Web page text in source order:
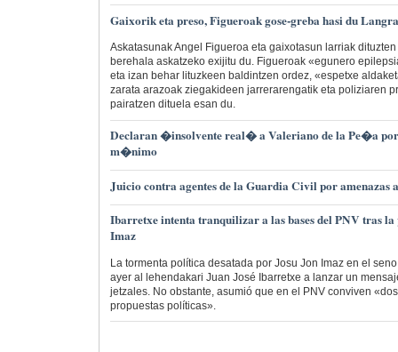
Gaixorik eta preso, Figueroak gose-greba hasi du
Askatasunak Angel Figueroa eta gaixotasun larriak
berehala askatzeko exijitu du. Figueroak «egunero
eta izan behar lituzkeen baldintzen ordez, «espetxe
zarata arazoak ziegakideen jarrerarengatik eta poliziaren
pairatzen dituela esan du.
Declaran �insolvente real� a Valeriano de la Pe�a
m�nimo
Juicio contra agentes de la Guardia Civil por amenazas
Ibarretxe intenta tranquilizar a las bases del PNV tras
Imaz
La tormenta política desatada por Josu Jon Imaz en el
ayer al lehendakari Juan José Ibarretxe a lanzar un
jetzales. No obstante, asumió que en el PNV conviven
propuestas políticas».